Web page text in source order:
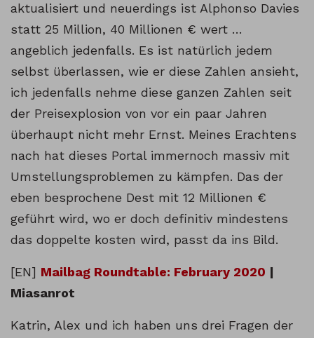
aktualisiert und neuerdings ist Alphonso Davies
statt 25 Million, 40 Millionen € wert …
angeblich jedenfalls. Es ist natürlich jedem
selbst überlassen, wie er diese Zahlen ansieht,
ich jedenfalls nehme diese ganzen Zahlen seit
der Preisexplosion von vor ein paar Jahren
überhaupt nicht mehr Ernst. Meines Erachtens
nach hat dieses Portal immernoch massiv mit
Umstellungsproblemen zu kämpfen. Das der
eben besprochene Dest mit 12 Millionen €
geführt wird, wo er doch definitiv mindestens
das doppelte kosten wird, passt da ins Bild.
[EN] Mailbag Roundtable: February 2020 |
Miasanrot
Katrin, Alex und ich haben uns drei Fragen der